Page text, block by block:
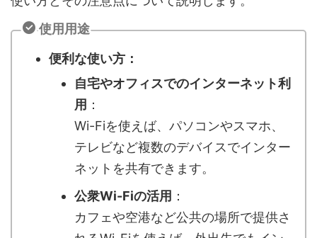
使用用途
便利な使い方：
自宅やオフィスでのインターネット利
用 ：
Wi-Fiを使えば、パソコンやスマホ、
テレビなど複数のデバイスでインター
ネットを共有できます。
公衆Wi-Fiの活用 ：
カフェや空港など公共の場所で提供さ